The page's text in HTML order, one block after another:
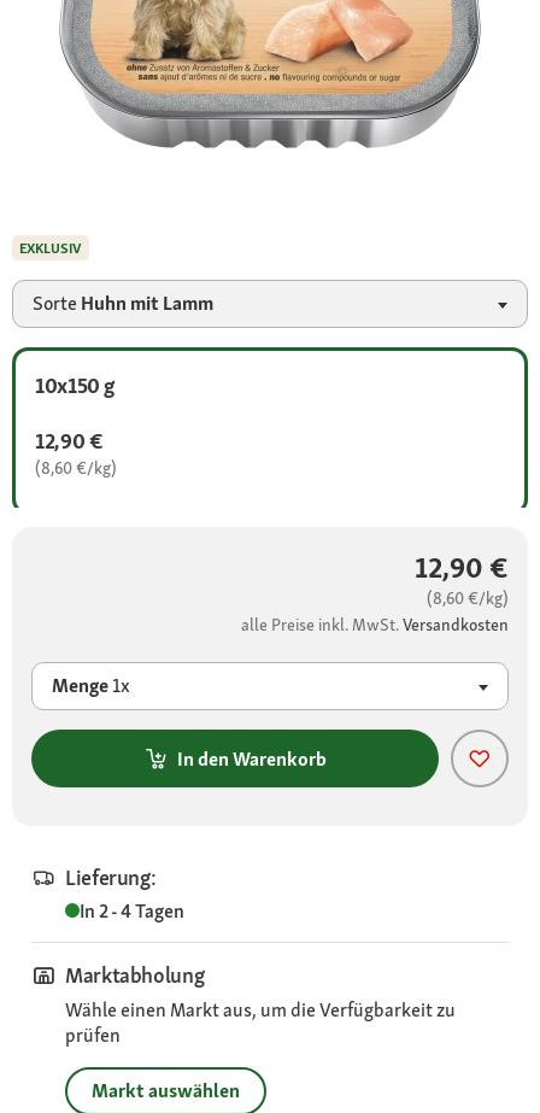
Sorte Huhn mit Lamm
10x150 g
12,90 €
(8,60 €/kg)
12,90 €
(8,60 €/kg)
alle Preise inkl. MwSt.Versandkosten
Menge1x
In den Warenkorb
Lieferung:
In 2 - 4 Tagen
Marktabholung
Wähle einen Markt aus, um die Verfügbarkeit zu
prüfen
Markt auswählen
EXKLUSIV